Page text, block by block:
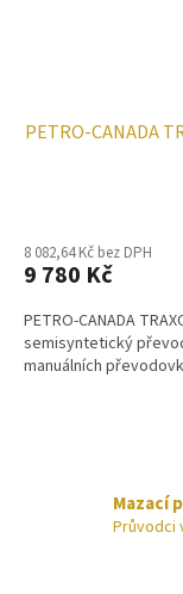
PETRO-CANADA
8 082,64 Kč bez DPH
9 780 Kč
PETRO-CANADA
semisyntetický
manuálních
Mazací
Průvodci